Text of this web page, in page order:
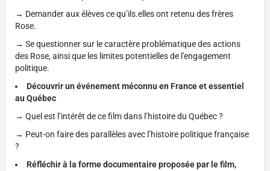
→ Demander aux élèves ce qu’ils.elles ont retenu des frères
Rose.
→ Se questionner sur le caractère problématique des actions
des Rose, ainsi que les limites potentielles de l'engagement
politique.
Découvrir un événement méconnu en France et essentiel
au Québec
→ Quel est l’intérêt de ce film dans l’histoire du Québec ?
→ Peut-on faire des parallèles avec l’histoire politique française
?
Réfléchir à la forme documentaire proposée par le film,